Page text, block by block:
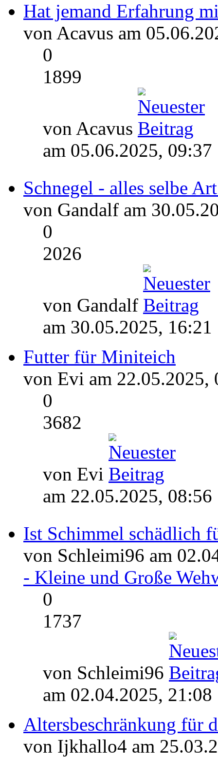
Hat jemand Erfahrung
von Acavus am
0
1899
von Acavus
am 05.06.2025, 09:37
Schnegel - alles selbe
von Gandalf am
0
2026
von Gandalf
am 30.05.2025, 16:21
Futter für Miniteich
von Evi am
0
3682
von Evi
am 22.05.2025, 08:56
Ist Schimmel schädlich
von Schleimi96 am
- Kleine und Große
0
1737
von Schleimi96
am 02.04.2025, 21:08
Altersbeschränkung für
von Ijkhallo4 am